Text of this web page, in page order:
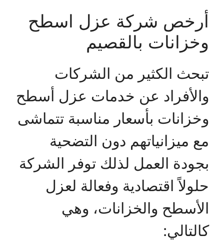
أرخص شركة عزل اسطح
وخزانات بالقصيم
تبحث الكثير من الشركات
والأفراد عن خدمات عزل أسطح
وخزانات بأسعار مناسبة تتماشى
مع ميزانياتهم دون التضحية
بجودة العمل لذلك توفر الشركة
حلولاً اقتصادية وفعالة لعزل
الأسطح والخزانات، وهي
كالتالي: